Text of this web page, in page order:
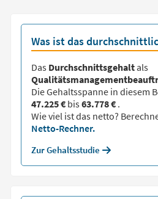
Was ist das
Das Durchschnittsgehaltals
Die Gehaltsspanne in diesem
47.225 €bis63.778 € .
Wie viel ist das netto?
Netto-Rechner.
Zur Gehaltsstudie